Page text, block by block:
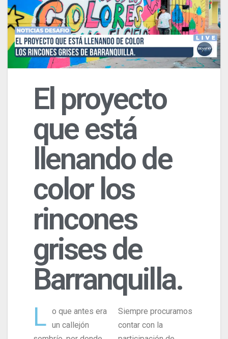
El proyecto
que está
llenando de
color los
rincones
grises de
Barranquilla.
L o que antes era
un callejón
Siempre procuramos
contar con la